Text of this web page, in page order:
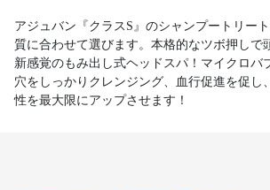
アジュバン『クラスS』のシャンプートリー
質に合わせて選びます。本格的なツボ押しで
新感覚のもみ出し式ヘッドスパ！マイクロバ
穴をしっかりクレンジング、血行促進を促し
性を最大限にアップさせます！